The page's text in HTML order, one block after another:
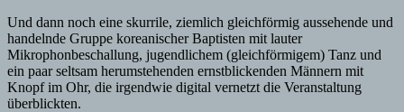
Und dann noch eine skurrile, ziemlich gleichförmig aussehende und
handelnde Gruppe koreanischer Baptisten mit lauter
Mikrophonbeschallung, jugendlichem (gleichförmigem) Tanz und
ein paar seltsam herumstehenden ernstblickenden Männern mit
Knopf im Ohr, die irgendwie digital vernetzt die Veranstaltung
überblickten.